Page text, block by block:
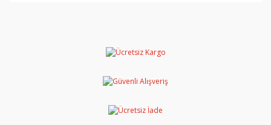
Yorum Yaz
Ürün açıklamasında eksik bilgiler bulunuyor.